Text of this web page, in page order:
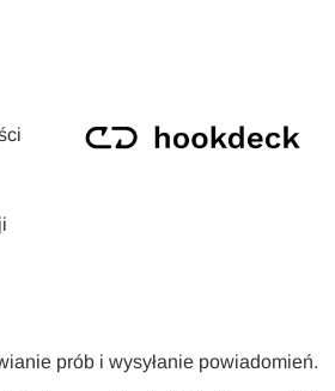
prób i wysyłanie powiadomień.